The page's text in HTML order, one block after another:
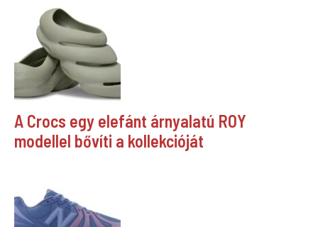
A Crocs egy elefánt árnyalatú ROY
modellel bővíti a kollekcióját